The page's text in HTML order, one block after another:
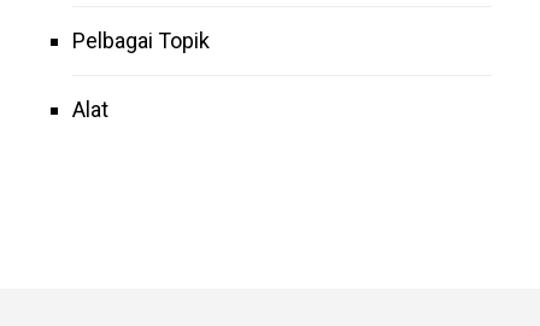
Pelbagai Topik
Alat